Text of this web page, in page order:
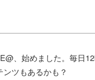
、始めました。毎日
ンツもあるかも？